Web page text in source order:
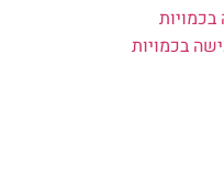
בכמויות